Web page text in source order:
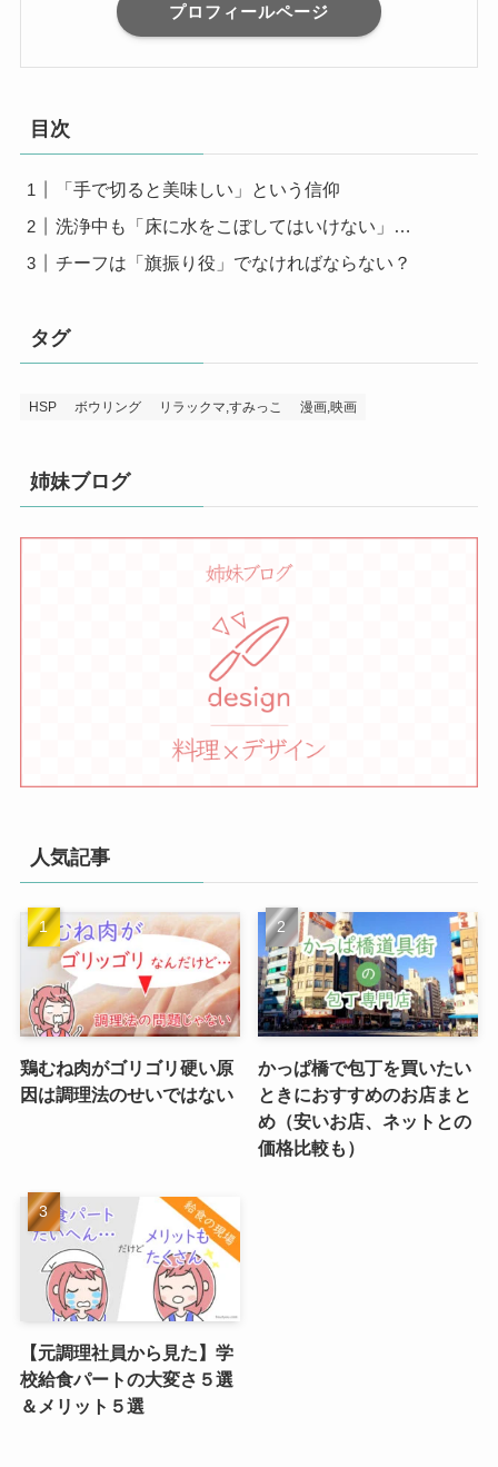
プロフィールページ
目次
「手で切ると美味しい」という信仰
洗浄中も「床に水をこぼしてはいけない」…
チーフは「旗振り役」でなければならない？
タグ
HSP ボウリング リラックマ,すみっこ 漫画,映画
姉妹ブログ
人気記事
鶏むね肉がゴリゴリ硬い原
因は調理法のせいではない
かっぱ橋で包丁を買いたい
ときにおすすめのお店まと
め（安いお店、ネットとの
価格比較も）
【元調理社員から見た】学
校給食パートの大変さ５選
＆メリット５選